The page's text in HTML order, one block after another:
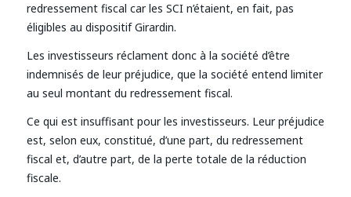
redressement fiscal car les SCI n’étaient, en fait, pas
éligibles au dispositif Girardin.
Les investisseurs réclament donc à la société d’être
indemnisés de leur préjudice, que la société entend limiter
au seul montant du redressement fiscal.
Ce qui est insuffisant pour les investisseurs. Leur préjudice
est, selon eux, constitué, d’une part, du redressement
fiscal et, d’autre part, de la perte totale de la réduction
fiscale.